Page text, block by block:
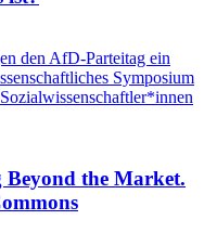
den AfD-Parteitag ein
Symposium
Beyond the Market.